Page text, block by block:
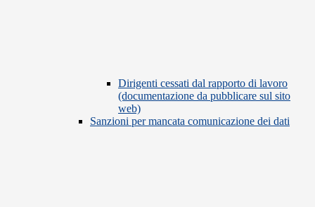
Dirigenti cessati dal rapporto di lavoro
(documentazione da pubblicare sul sito
web)
Sanzioni per mancata comunicazione dei dati